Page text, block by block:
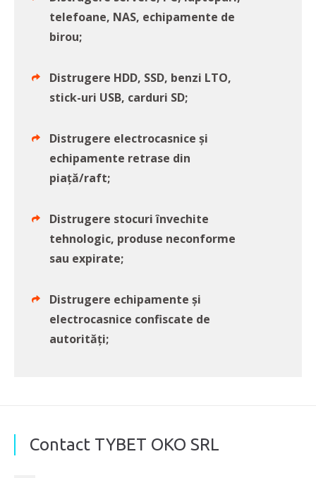
telefoane, NAS, echipamente de
birou;
Distrugere HDD, SSD, benzi LTO,
stick-uri USB, carduri SD;
Distrugere electrocasnice și
echipamente retrase din
piață/raft;
Distrugere stocuri învechite
tehnologic, produse neconforme
sau expirate;
Distrugere echipamente și
electrocasnice confiscate de
autorități;
Contact TYBET OKO SRL